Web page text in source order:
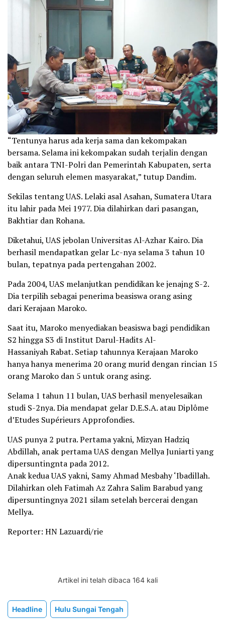
“Tentunya harus ada kerja sama dan kekompakan
bersama. Selama ini kekompakan sudah terjalin dengan
baik antara TNI-Polri dan Pemerintah Kabupaten, serta
dengan seluruh elemen masyarakat,” tutup Dandim.
Sekilas tentang UAS. Lelaki asal Asahan, Sumatera Utara
itu lahir pada Mei 1977. Dia dilahirkan dari pasangan,
Bakhtiar dan Rohana.
Diketahui, UAS jebolan Universitas Al-Azhar Kairo. Dia
berhasil mendapatkan gelar Lc-nya selama 3 tahun 10
bulan, tepatnya pada pertengahan 2002.
Pada 2004, UAS melanjutkan pendidikan ke jenajng S-2.
Dia terpilih sebagai penerima beasiswa orang asing
dari Kerajaan Maroko.
Saat itu, Maroko menyediakan beasiswa bagi pendidikan
S2 hingga S3 di Institut Darul-Hadits Al-
Hassaniyah Rabat. Setiap tahunnya Kerajaan Maroko
hanya hanya menerima 20 orang murid dengan rincian 15
orang Maroko dan 5 untuk orang asing.
Selama 1 tahun 11 bulan, UAS berhasil menyelesaikan
studi S-2nya. Dia mendapat gelar D.E.S.A. atau Diplôme
d’Etudes Supérieurs Approfondies.
UAS punya 2 putra. Pertama yakni, Mizyan Hadziq
Abdillah, anak pertama UAS dengan Mellya Juniarti yang
dipersuntingnta pada 2012.
Anak kedua UAS yakni, Samy Ahmad Mesbahy ‘Ibadillah.
Dilahirkan oleh Fatimah Az Zahra Salim Barabud yang
dipersuntingnya 2021 silam setelah bercerai dengan
Mellya.
Reporter: HN Lazuardi/rie
Artikel ini telah dibaca 164 kali
Headline Hulu Sungai Tengah